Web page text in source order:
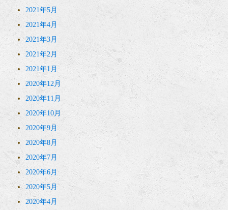
2021年5月
2021年4月
2021年3月
2021年2月
2021年1月
2020年12月
2020年11月
2020年10月
2020年9月
2020年8月
2020年7月
2020年6月
2020年5月
2020年4月